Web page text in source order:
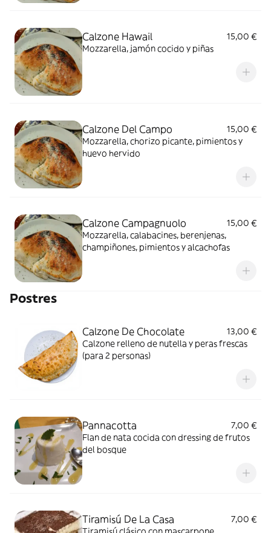
Calzone Hawail
15,00 €
Mozzarella, jamón cocido y piñas
Calzone Del Campo
15,00 €
Mozzarella, chorizo picante, pimientos y
huevo hervido
Calzone Campagnuolo
15,00 €
Mozzarella, calabacines, berenjenas,
champiñones, pimientos y alcachofas
Postres
Calzone De Chocolate
13,00 €
Calzone relleno de nutella y peras frescas
(para 2 personas)
Pannacotta
7,00 €
Flan de nata cocida con dressing de frutos
del bosque
Tiramisú De La Casa
7,00 €